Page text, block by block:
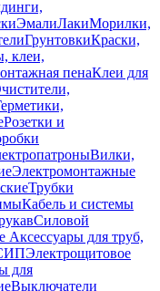
ЭмалиЛакиМорилки,
ГрунтовкиКраски,
клеи,
пенаКлеи для
Розетки и
Вилки,
Электромонтажные
Трубки
Кабель и системы
Силовой
Аксессуары для труб,
Электрощитовое
для
Выключатели